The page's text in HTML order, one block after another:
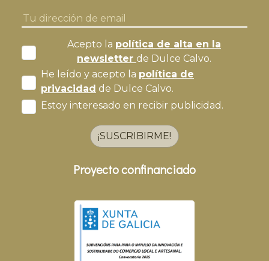
Acepto la política de alta en la
newsletter de Dulce Calvo.
He leído y acepto la política de
privacidad de Dulce Calvo.
Estoy interesado en recibir publicidad.
¡SUSCRIBIRME!
Proyecto confinanciado